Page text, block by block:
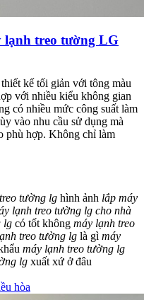
lạnh treo tường LG
kế tối giản với tông màu
với nhiều kiểu không gian
có nhiều mức công suất làm
vào nhu cầu sử dụng mà
phù hợp. Không chỉ làm
treo tường lg hình ảnh lắp máy
lạnh treo tường lg cho nhà
lg có tốt không máy lạnh treo
treo tường lg là gì máy
máy lạnh treo tường lg
lg xuất xứ ở đâu
hòa